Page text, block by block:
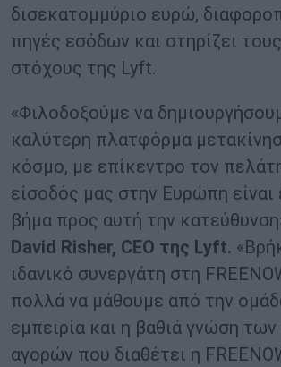
δισεκατομμύριο ευρώ,
πηγές εσόδων και στηρίζει
στόχους της Lyft.
«Φιλοδοξούμε να
καλύτερη πλατφόρμα
κόσμο, με επίκεντρο τον
είσοδός μας στην Ευρώπη είναι
βήμα προς αυτή την
David Risher, CEO της Lyft.
ιδανικό συνεργάτη στη
πολλά να μάθουμε από την
εμπειρία και η βαθιά γνώση
αγορών που διαθέτει η